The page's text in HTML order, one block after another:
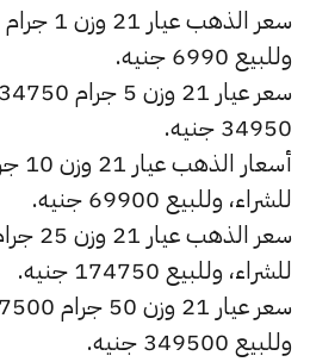
وللبيع 6990 جنيه.
34950 جنيه.
للشراء، وللبيع 69900 جنيه.
للشراء، وللبيع 174750 جنيه.
وللبيع 349500 جنيه.